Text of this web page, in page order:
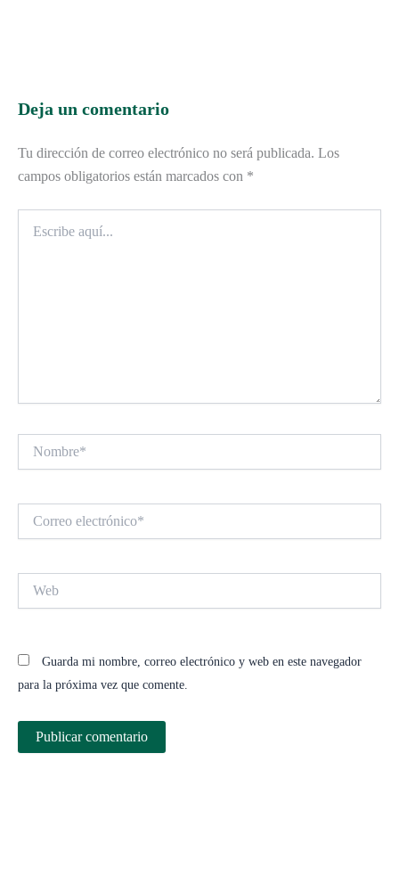
Deja un comentario
Tu dirección de correo electrónico no será publicada. Los
campos obligatorios están marcados con *
aquí...
electrónico*
Guarda mi nombre, correo electrónico y web en este navegador
para la próxima vez que comente.